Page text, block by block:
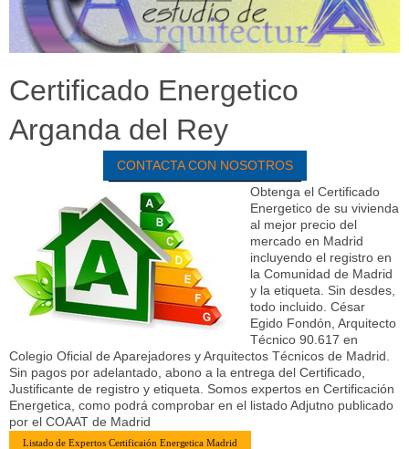
Certificado Energetico
Arganda del Rey
CONTACTA CON NOSOTROS
Obtenga el Certificado
Energetico de su vivienda
al mejor precio del
mercado en Madrid
incluyendo el registro en
la Comunidad de Madrid
y la etiqueta. Sin desdes,
todo incluido. César
Egido Fondón, Arquitecto
Técnico 90.617 en
Colegio Oficial de Aparejadores y Arquitectos Técnicos de Madrid.
Sin pagos por adelantado, abono a la entrega del Certificado,
Justificante de registro y etiqueta. Somos expertos en Certificación
Energetica, como podrá comprobar en el listado Adjutno publicado
por el COAAT de Madrid
Listado de Expertos Certificaión Energetica Madrid